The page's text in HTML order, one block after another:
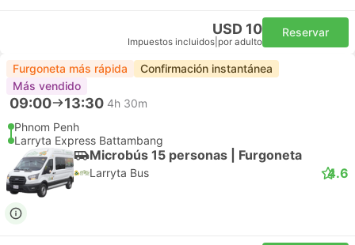
USD 10
Impuestos incluidos por adulto
Reservar
Furgoneta más rápida
Confirmación instantánea
Más vendido
09:00 13:30 4h 30m
Phnom Penh
Larryta Express Battambang
Microbús 15 personas | Furgoneta
Larryta Bus 4.6